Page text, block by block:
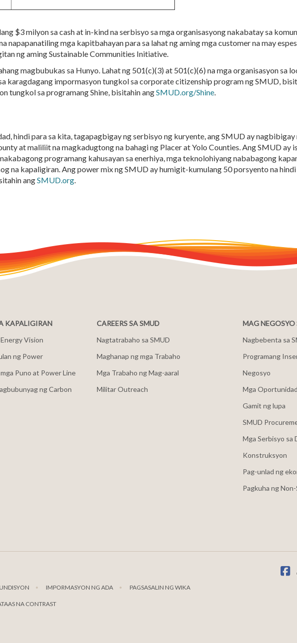
$3 milyon sa cash at in-kind na serbisyo sa mga organisasyong nakabatay sa
napapanatiling mga kapitbahayan para sa lahat ng aming mga customer na may
ng aming Sustainable Communities Initiative.
magbubukas sa Hunyo. Lahat ng 501(c)(3) at 501(c)(6) na mga organisasyon sa
karagdagang impormasyon tungkol sa corporate citizenship program ng SMUD,
tungkol sa programang Shine, bisitahin angSMUD.org/Shine.
hindi para sa kita, tagapagbigay ng serbisyo ng kuryente, ang SMUD ay nagbibigay
at maliliit na magkadugtong na bahagi ng Placer at Yolo Counties. Ang SMUD ay
programang kahusayan sa enerhiya, mga teknolohiyang nababagong
na kapaligiran. Ang power mix ng SMUD ay humigit-kumulang 50 porsyento na
angSMUD.org.
KAPALIGIRAN
Vision
ng Power
Puno at Power Line
ng Carbon
CAREERS SA SMUD
Nagtatrabaho sa SMUD
Maghanap ng mga Trabaho
Mga Trabaho ng Mag-aaral
Militar Outreach
MAG NEGOSYO
Nagbebenta sa
Programang
Negosyo
Mga
Gamit ng lupa
SMUD
Mga Serbisyo sa
Konstruksyon
Pag-unlad ng
Pagkuha ng
IMPORMASYON NG ADA PAGSASALIN NG WIKA
NA CONTRAST